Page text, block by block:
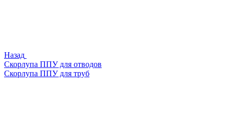
Назад
Скорлупа ППУ для отводов
Скорлупа ППУ для труб